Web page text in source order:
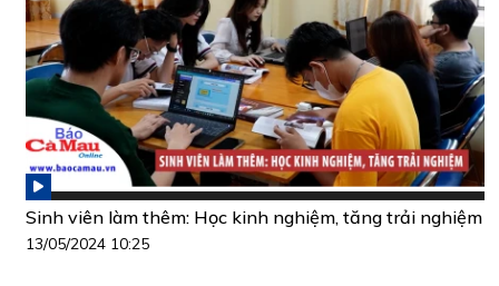
Sinh viên làm thêm: Học kinh nghiệm, tăng trải nghiệm
13/05/2024 10:25